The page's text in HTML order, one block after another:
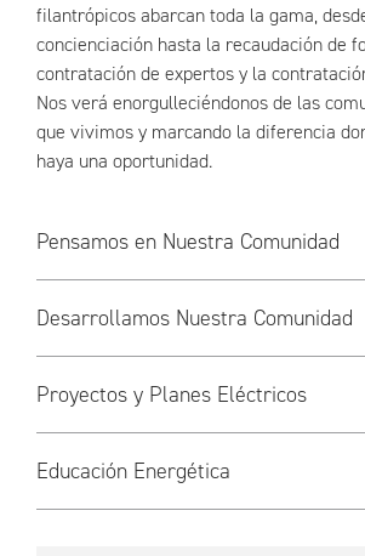
filantrópicos abarcan toda la gama,
concienciación hasta la recaudación de
contratación de expertos y la
Nos verá enorgulleciéndonos de las
que vivimos y marcando la diferencia
haya una oportunidad.
Pensamos en Nuestra Comunidad
Desarrollamos Nuestra Comunidad
Proyectos y Planes Eléctricos
Educación Energética